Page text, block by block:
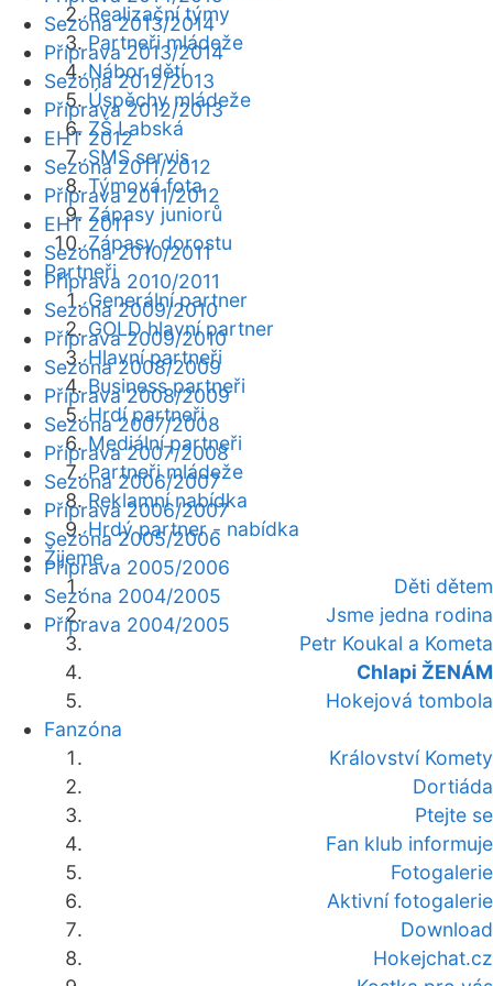
Realizační týmy
Partneři mládeže
Nábor dětí
Úspěchy mládeže
ZŠ Labská
SMS servis
Týmová fota
Zápasy juniorů
Zápasy dorostu
Partneři
Generální partner
GOLD hlavní partner
Hlavní partneři
Business partneři
Hrdí partneři
Mediální partneři
Partneři mládeže
Reklamní nabídka
Hrdý partner - nabídka
Žijeme
Děti dětem
Jsme jedna rodina
Petr Koukal a Kometa
Chlapi ŽENÁM
Hokejová tombola
Fanzóna
Království Komety
Dortiáda
Ptejte se
Fan klub informuje
Fotogalerie
Aktivní fotogalerie
Download
Hokejchat.cz
Sezóna 2013/2014
Příprava 2013/2014
Sezóna 2012/2013
Příprava 2012/2013
EHT 2012
Sezóna 2011/2012
Příprava 2011/2012
EHT 2011
Sezóna 2010/2011
Příprava 2010/2011
Sezóna 2009/2010
Příprava 2009/2010
Sezóna 2008/2009
Příprava 2008/2009
Sezóna 2007/2008
Příprava 2007/2008
Sezóna 2006/2007
Příprava 2006/2007
Sezóna 2005/2006
Příprava 2005/2006
Sezóna 2004/2005
Příprava 2004/2005